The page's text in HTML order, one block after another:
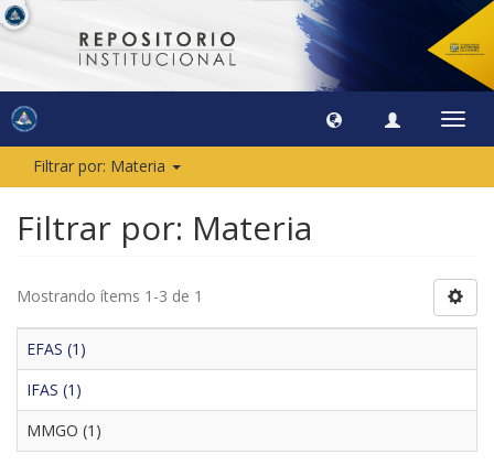
Filtrar por: Materia
Filtrar por: Materia
Mostrando ítems 1-3 de 1
EFAS (1)
IFAS (1)
MMGO (1)